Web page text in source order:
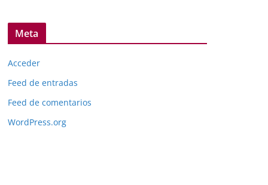
Meta
Acceder
Feed de entradas
Feed de comentarios
WordPress.org